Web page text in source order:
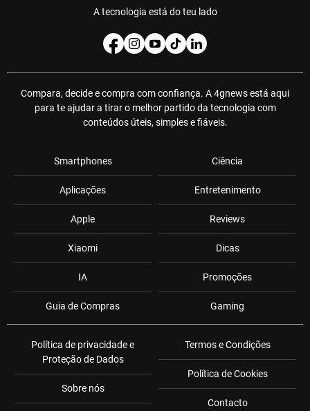
A tecnologia está do teu lado
Compara, decide e compra com confiança. A 4gnews está aqui
para te ajudar a tirar o melhor partido da tecnologia com
conteúdos úteis, simples e fiáveis.
Smartphones
Aplicações
Apple
Xiaomi
IA
Guia de Compras
Ciência
Entretenimento
Reviews
Dicas
Promoções
Gaming
Política de privacidade e
Proteção de Dados
Sobre nós
Termos e Condições
Política de Cookies
Contacto